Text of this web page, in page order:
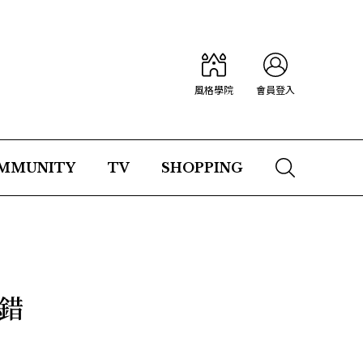
風格學院 會員登入
TV SHOPPING